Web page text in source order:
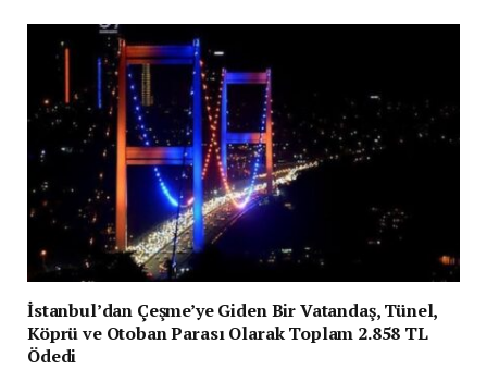
İstanbul’dan Çeşme’ye Giden Bir Vatandaş, Tünel,
Köprü ve Otoban Parası Olarak Toplam 2.858 TL
Ödedi